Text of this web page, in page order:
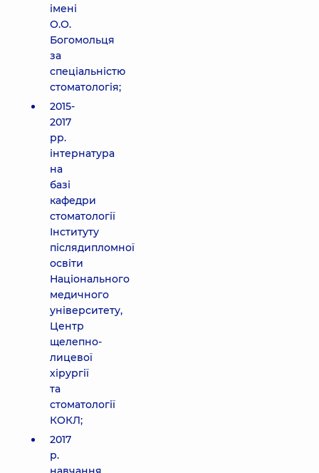
імені
О.О.
Богомольця
за
спеціальністю
стоматологія;
2015-
2017
рр.
інтернатура
на
базі
кафедри
стоматології
Інституту
післядипломної
освіти
Національного
медичного
університету,
Центр
щелепно-
лицевої
хірургії
та
стоматології
КОКЛ;
2017
р.